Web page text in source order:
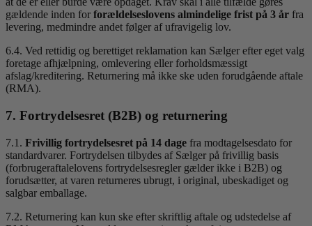
gældende inden for forældelseslovens almindelige frist på 3 år fra
levering, medmindre andet følger af ufravigelig lov.
6.4. Ved rettidig og berettiget reklamation kan Sælger efter eget valg
foretage afhjælpning, omlevering eller forholdsmæssigt
afslag/kreditering. Returnering må ikke ske uden forudgående aftale
(RMA).
7. Fortrydelsesret (B2B) og returnering
7.1. Frivillig fortrydelsesret på 14 dage fra modtagelsesdato for
standardvarer. Fortrydelsen tilbydes af Sælger på frivillig basis
(forbrugeraftalelovens fortrydelsesregler gælder ikke i B2B) og
forudsætter, at varen returneres ubrugt, i original, ubeskadiget og
salgbar emballage.
7.2. Returnering kan kun ske efter skriftlig aftale og udstedelse af